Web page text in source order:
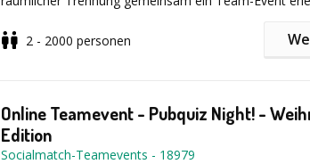
etc.). Es kann auch in (virtuellen) Gruppen gespielt
Ihre Vorteile:
2 - 2000 personen
Online Teamevent - Pubquiz Night! -
Edition
Socialmatch-Teamevents - 18979